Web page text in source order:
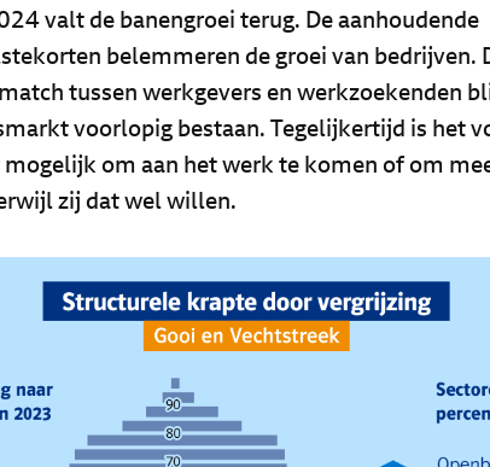
valt de banengroei terug. De aanhoudende
belemmeren de groei van bedrijven.
tussen werkgevers en werkzoekenden
voorlopig bestaan. Tegelijkertijd is het
om aan het werk te komen of om
zij dat wel willen.